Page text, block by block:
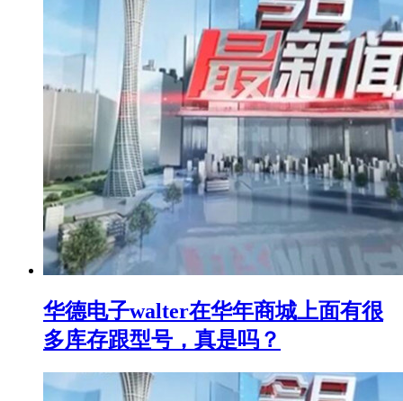
华德电子walter在华年商城上面有很
多库存跟型号，真是吗？